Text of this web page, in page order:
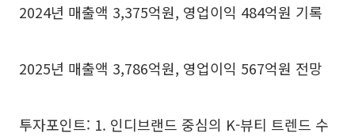
2024년 매출액 3,375억원, 영업이익 484억원 기록
2025년 매출액 3,786억원, 영업이익 567억원 전망
투자포인트: 1. 인디브랜드 중심의 K-뷰티 트렌드 수